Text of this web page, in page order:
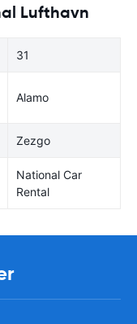
Lufthavn
31
Alamo
Zezgo
National Car
Rental